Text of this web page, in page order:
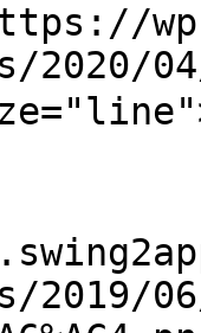
04/
06/